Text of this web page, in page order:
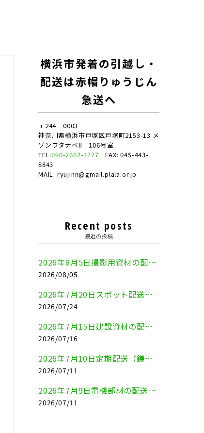
横浜市発着の引越し・
配送は赤帽りゅうじん
急送へ
〒244－0003
神奈川県横浜市戸塚区戸塚町2153-13 メ
ゾンワタナベⅡ 106号室
TEL:090-2662-1777 FAX: 045-443-
8843
MAIL: ryujinn@gmail.plala.or.jp
Recent posts
最近の投稿
2026年8月5日撮影用資材の配送（鎌倉市⇒港区）
2026/08/05
2026年7月20日スポット配送（横浜市金沢区⇒愛知県豊川市）
2026/07/24
2026年7月15日建設資材の配送（横浜市金沢区⇒横須賀市）
2026/07/16
2026年7月10日定期配送（鎌倉市⇔大田区）
2026/07/11
2026年7月9日電機部材の配送（横浜市戸塚区⇒品川区）
2026/07/11